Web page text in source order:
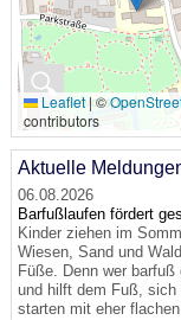
🔍
Leaflet|©
contributors
Aktuelle
06.08.2026
Barfußlaufen fördert
Kinder ziehen im
Wiesen, Sand und
Füße. Denn wer
und hilft dem Fuß, sich
starten mit eher